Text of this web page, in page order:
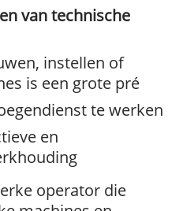
van technische
instellen of
is een grote pré
te werken
en
operator die